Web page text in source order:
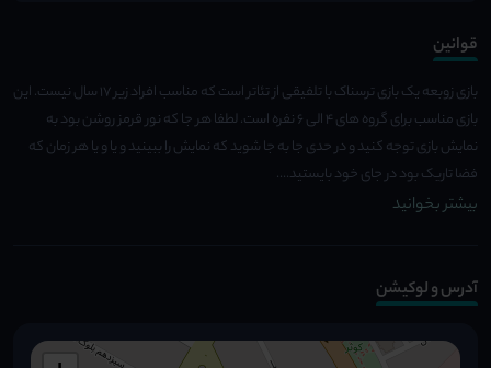
قوانین
بازی زوبعه یک بازی ترسناک با تلفیقی از تئاتر است که مناسب افراد زیر ۱۷ سال نیست. این
بازی مناسب برای گروه های ۴ الی ۶ نفره است. لطفا هر جا که نور قرمز روشن بود به
نمايش بازى توجه كنيد و در حدى جا به جا شويد كه نمايش را ببينيد و یا و یا هر زمان که
فضا تاریک بود در جای خود بایستید....
بیشتر بخوانید
آدرس و لوکیشن